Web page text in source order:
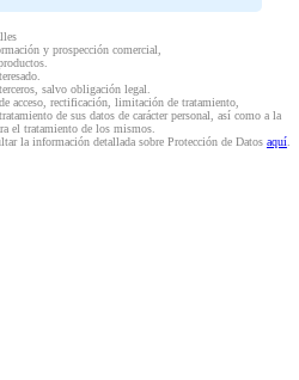
y prospección comercial,
salvo obligación legal.
acceso, rectificación, limitación de tratamiento,
de sus datos de carácter personal, así como a la
el tratamiento de los mismos.
la información detallada sobre Protección de Datos aquí.